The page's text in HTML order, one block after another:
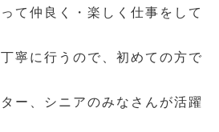
て仲良く・楽しく仕事をして
寧に行うので、初めての方で
ー、シニアのみなさんが活躍